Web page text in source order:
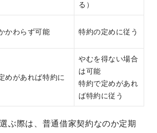
る）
かわらず可能 特約の定めに従う
めがあれば特約に
やむを得ない場合
は可能
特約で定めがあれ
ば特約に従う
ぶ際は、普通借家契約なのか定期